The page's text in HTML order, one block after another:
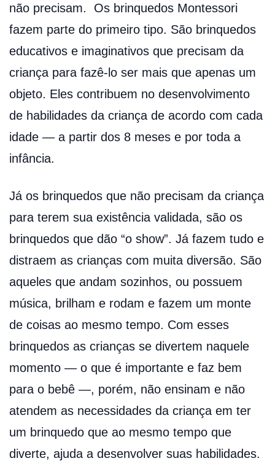
não precisam. Os brinquedos Montessori
fazem parte do primeiro tipo. São brinquedos
educativos e imaginativos que precisam da
criança para fazê-lo ser mais que apenas um
objeto. Eles contribuem no desenvolvimento
de habilidades da criança de acordo com cada
idade — a partir dos 8 meses e por toda a
infância.
Já os brinquedos que não precisam da criança
para terem sua existência validada, são os
brinquedos que dão “o show”. Já fazem tudo e
distraem as crianças com muita diversão. São
aqueles que andam sozinhos, ou possuem
música, brilham e rodam e fazem um monte
de coisas ao mesmo tempo. Com esses
brinquedos as crianças se divertem naquele
momento — o que é importante e faz bem
para o bebê —, porém, não ensinam e não
atendem as necessidades da criança em ter
um brinquedo que ao mesmo tempo que
diverte, ajuda a desenvolver suas habilidades.